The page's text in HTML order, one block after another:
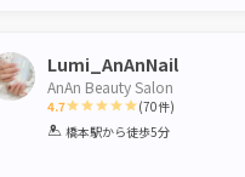
Lumi_AnAnNail
AnAn Beauty Salon
4.7
1 2 3 4 5
(70件)
橋本駅から徒歩5分